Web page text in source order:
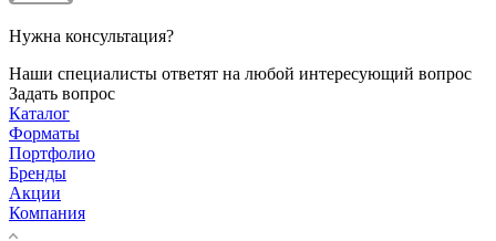
Нужна консультация?
Наши специалисты ответят на любой интересующий вопрос
Задать вопрос
Каталог
Форматы
Портфолио
Бренды
Акции
Компания